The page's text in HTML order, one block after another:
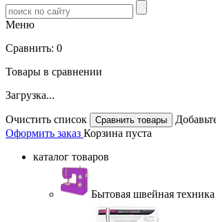
Меню
Сравнить: 0
Товары в сравнении
Загрузка...
Очистить список
Оформить заказ Корзина пуста
каталог товаров
Бытовая швейная техника